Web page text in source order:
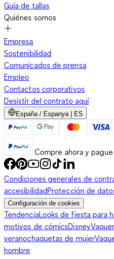
Guía de tallas
Quiénes somos
Empresa
Sostenibilidad
Comunicados de prensa
Empleo
Contactos corporativos
Desistir del contrato aquí
España / Espanya | ES
Compre ahora y
Condiciones generales de
accesibilidadProtección de
Configuración de cookies
TendenciaLooks de fiesta para
motivos de cómicsDisney
veranochaquetas de mujer
hombre